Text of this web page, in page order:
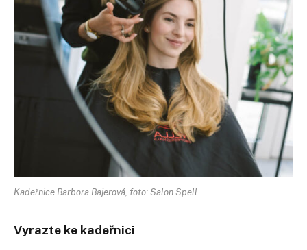
Kadeřnice Barbora Bajerová, foto: Salon Spell
Vyrazte ke kadeřnici